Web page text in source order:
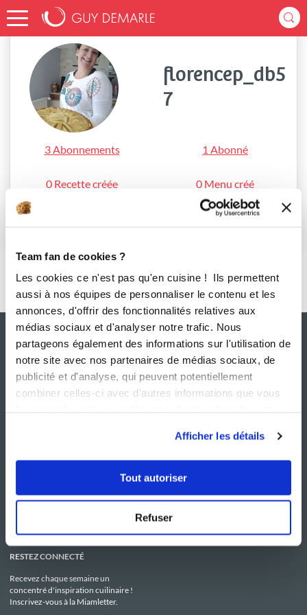
Team fan de cookies ?
Les cookies ce n'est pas qu'en cuisine ! Ils permettent
aussi à nos équipes de personnaliser le contenu et les
annonces, d'offrir des fonctionnalités relatives aux
médias sociaux et d'analyser notre trafic. Nous
partageons également des informations sur l'utilisation de
notre site avec nos partenaires de médias sociaux, de
publicité et d'analyse, qui peuvent potentiellement
combiner celles-ci avec d'autres informations que vous
Afficher les détails
Tout autoriser
Refuser
Accueil florencep_db57
florencep_db5
7
3 Abonnements 1 Abonné
0 Recette créée 0 Menu créé
Le Mag'
Boutique
C.G.U
Politique de confidentialité
Utilisation des Cookies
RESTEZ CONNECTÉ
Recevez chaque semaine un
concentré d'inspiration cuilinaire !
Inscrivez-vous à la Miamletter.